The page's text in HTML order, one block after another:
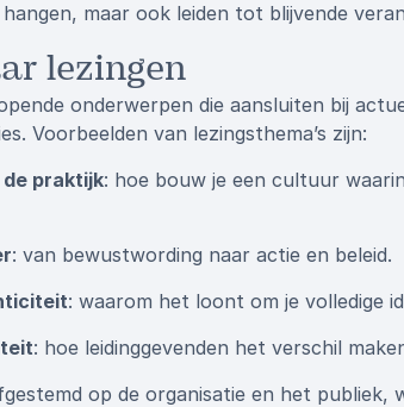
maar ook leiden tot blijvende
lezingen
onderwerpen die aansluiten bij
Voorbeelden van lezingsthema’s zijn:
praktijk: hoe bouw je een cultuur
: van bewustwording naar actie en beleid.
: waarom het loont om je volledige
: hoe leidinggevenden het verschil
op de organisatie en het publiek,